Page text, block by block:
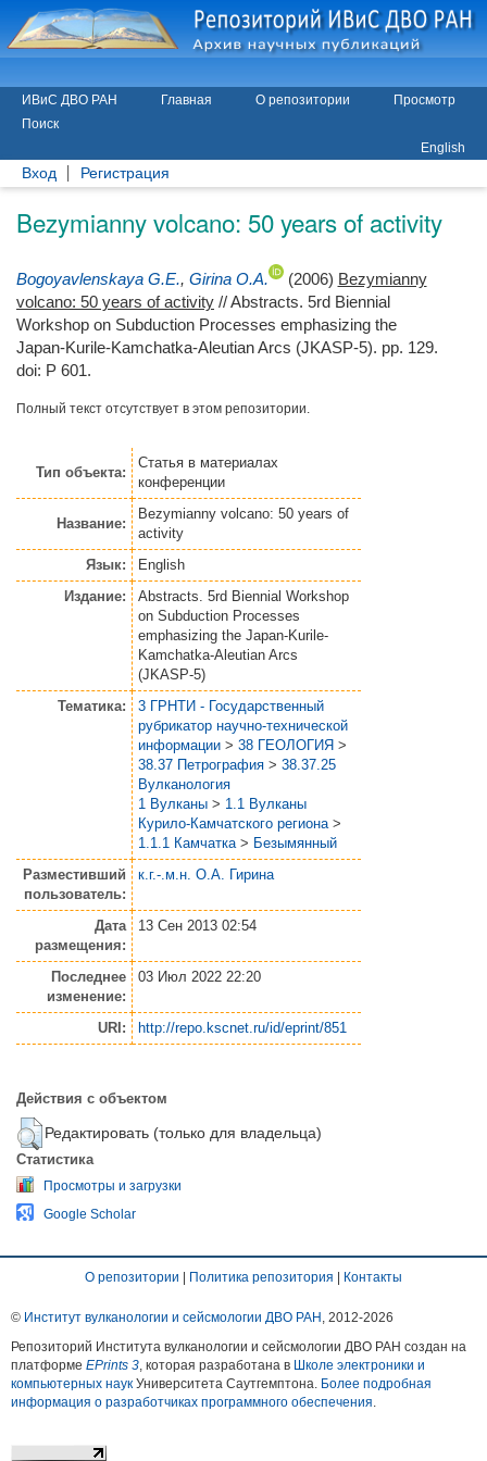
ИВиС ДВО РАН Главная О репозитории
Просмотр
Поиск
English
Вход Регистрация
Bezymianny volcano: 50 years of activity
Bogoyavlenskaya G.E., Girina O.A. (2006) Bezymianny
volcano: 50 years of activity // Abstracts. 5rd Biennial
Workshop on Subduction Processes emphasizing the
Japan-Kurile-Kamchatka-Aleutian Arcs (JKASP-5). pp. 129.
doi: P 601.
Полный текст отсутствует в этом репозитории.
Тип объекта:
Статья в материалах
конференции
Название:
Bezymianny volcano: 50 years of
activity
Язык:
English
Издание:
Abstracts. 5rd Biennial Workshop
on Subduction Processes
emphasizing the Japan-Kurile-
Kamchatka-Aleutian Arcs
(JKASP-5)
Тематика:
3 ГРНТИ - Государственный
рубрикатор научно-технической
информации > 38 ГЕОЛОГИЯ >
38.37 Петрография > 38.37.25
Вулканология
1 Вулканы > 1.1 Вулканы
Курило-Камчатского региона >
1.1.1 Камчатка > Безымянный
Разместивший
пользователь:
к.г.-.м.н. О.А. Гирина
Дата
размещения:
13 Сен 2013 02:54
Последнее
изменение:
03 Июл 2022 22:20
URI: http://repo.kscnet.ru/id/eprint/851
Действия с объектом
Редактировать (только для владельца)
Статистика
Просмотры и загрузки
Google Scholar
О репозитории | Политика репозитория | Контакты
© Институт вулканологии и сейсмологии ДВО РАН , 2012-2026
Репозиторий Института вулканологии и сейсмологии ДВО РАН создан на
платформе EPrints 3 , которая разработана в Школе электроники и
компьютерных наук Университета Саутгемптона. Более подробная
информация о разработчиках программного обеспечения